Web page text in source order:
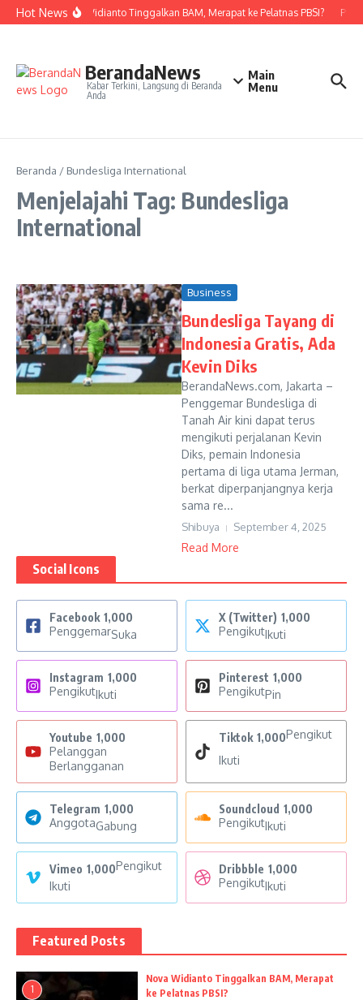
Lewati ke konten
Hot NewsNova Widianto Tinggalkan BAM, Merapat ke Pelatnas PBSI?
BerandaNews
Kabar Terkini, Langsung di Beranda
Anda
Main
Menu
Beranda / Bundesliga International
Menjelajahi Tag: Bundesliga
International
Business
Bundesliga Tayang di
Indonesia Gratis, Ada
Kevin Diks
BerandaNews.com, Jakarta –
Penggemar Bundesliga di
Tanah Air kini dapat terus
mengikuti perjalanan Kevin
Diks, pemain Indonesia
pertama di liga utama Jerman,
berkat diperpanjangnya kerja
sama re...
Shibuya September 4, 2025
Read More
Social Icons
Facebook 1,000
PenggemarSuka
X (Twitter) 1,000
PengikutIkuti
Instagram 1,000
PengikutIkuti
Pinterest 1,000
PengikutPin
Youtube 1,000
Pelanggan
Berlangganan
Tiktok 1,000Pengikut
Ikuti
Telegram 1,000
AnggotaGabung
Soundcloud 1,000
PengikutIkuti
Vimeo 1,000Pengikut
Ikuti
Dribbble 1,000
PengikutIkuti
Featured Posts
1
Nova Widianto Tinggalkan BAM, Merapat
ke Pelatnas PBSI?